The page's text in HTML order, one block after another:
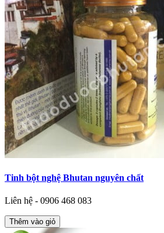
Tinh bột nghệ Bhutan nguyên chất
Liên hệ - 0906 468 083
Thêm vào giỏ